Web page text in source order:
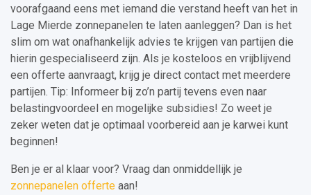
voorafgaand eens met iemand die verstand heeft van het in
Lage Mierde zonnepanelen te laten aanleggen? Dan is het
slim om wat onafhankelijk advies te krijgen van partijen die
hierin gespecialiseerd zijn. Als je kosteloos en vrijblijvend
een offerte aanvraagt, krijg je direct contact met meerdere
partijen. Tip: Informeer bij zo’n partij tevens even naar
belastingvoordeel en mogelijke subsidies! Zo weet je
zeker weten dat je optimaal voorbereid aan je karwei kunt
beginnen!
Ben je er al klaar voor? Vraag dan onmiddellijk je
zonnepanelen offerte aan!